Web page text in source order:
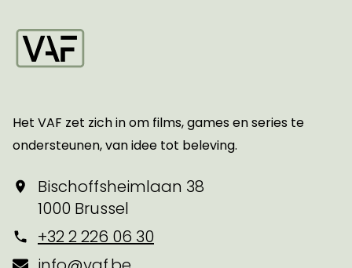
Het VAF zet zich in om films, games en series te
ondersteunen, van idee tot beleving.
Bischoffsheimlaan 38
1000 Brussel
+32 2 226 06 30